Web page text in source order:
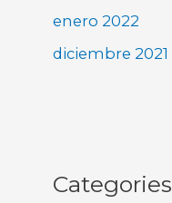
enero 2022
diciembre 2021
Categories